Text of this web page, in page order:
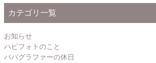
カテゴリ一覧
お知らせ
ハピフォトのこと
パパグラファーの休日